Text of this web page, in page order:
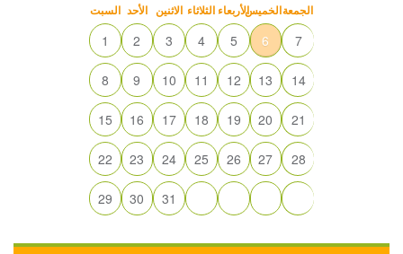
السبت الأحد الاثنين الثلاثاء الأربعاءالخميسالجمعة
1 2 3 4 5 6 7
8 9 10 11 12 13 14
15 16 17 18 19 20 21
22 23 24 25 26 27 28
29 30 31